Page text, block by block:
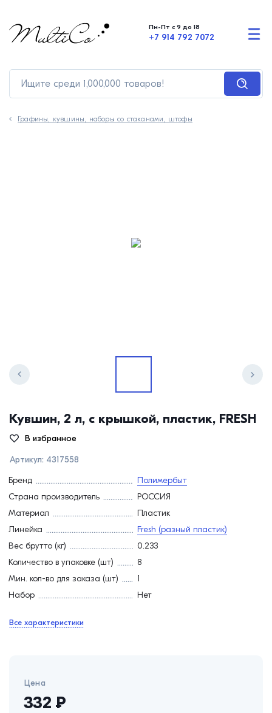
Пн-Пт с 9 до 18
+7 914 792 7072
Графины, кувшины, наборы со стаканами, штофы
Кувшин, 2 л, с крышкой, пластик, FRESH
В избранное
Артикул: 4317558
Бренд
Полимербыт
Страна производитель
РОССИЯ
Материал
Пластик
Линейка
Fresh (разный пластик)
Вес брутто (кг)
0.233
Количество в упаковке (шт)
8
Мин. кол-во для заказа (шт)
1
Набор
Нет
Все характеристики
Цена
332 ₽